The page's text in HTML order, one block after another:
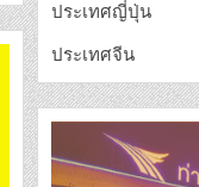
ประเทศญี่ปุ่น
ประเทศจีน